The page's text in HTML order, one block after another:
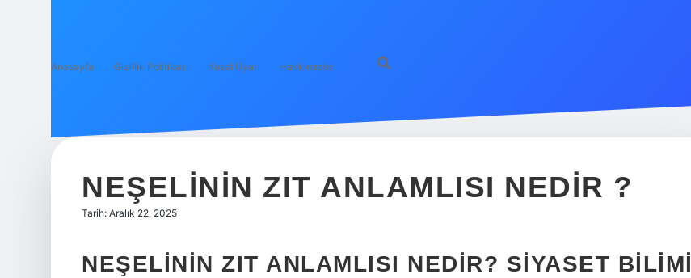
Anasayfa Gizlilik Politikası Yasal Uyarı Hakkımızda
NEŞELININ ZIT ANLAMLISI NEDIR ?
Tarih: Aralık 22, 2025
NEŞELININ ZIT ANLAMLISI NEDIR? SIYASET BILIMI